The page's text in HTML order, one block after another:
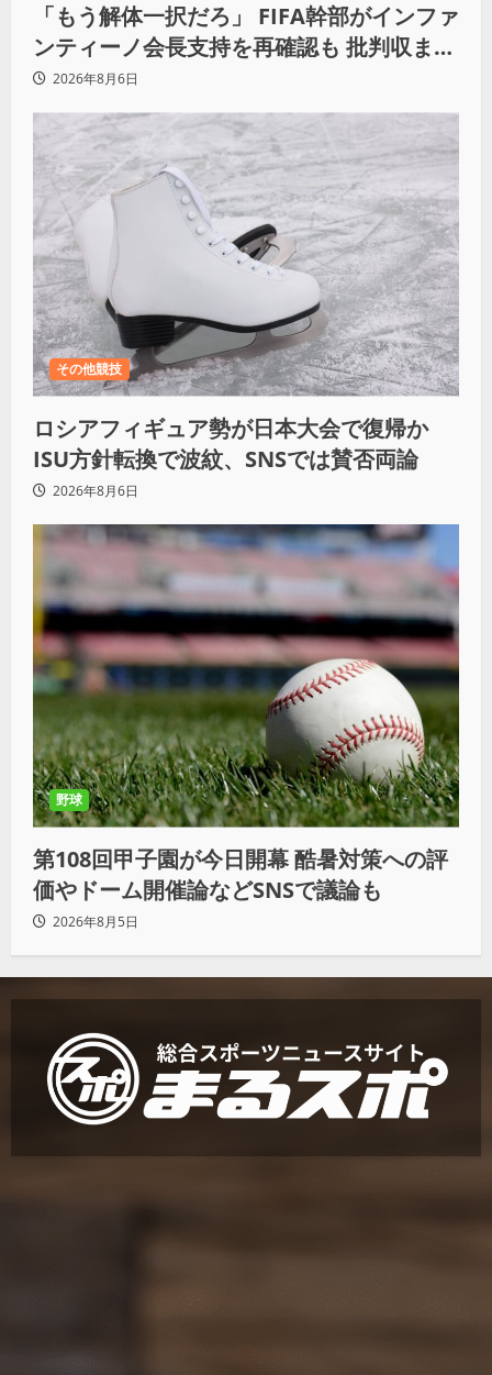
「もう解体一択だろ」 FIFA幹部がインファ
ンティーノ会長支持を再確認も 批判収まら
ず2026年8月6日
その他競技
ロシアフィギュア勢が日本大会で復帰か
ISU方針転換で波紋、SNSでは賛否両論
2026年8月6日
野球
第108回甲子園が今日開幕 酷暑対策への評
価やドーム開催論などSNSで議論も
2026年8月5日